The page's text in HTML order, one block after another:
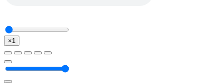
×1